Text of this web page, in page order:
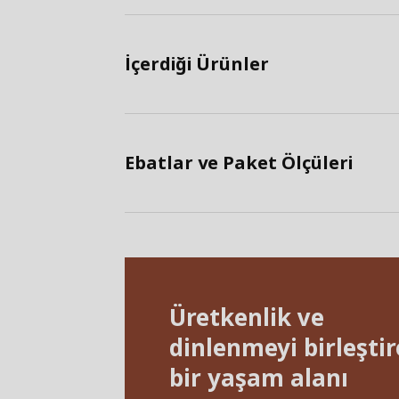
İçerdiği Ürünler
Ebatlar ve Paket Ölçüleri
Üretkenlik ve
dinlenmeyi
bir yaşam alanı